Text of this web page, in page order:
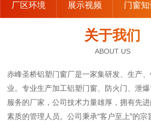
厂区环境 展示视频 门窗知
关于我们
ABOUT US
赤峰圣桥铝塑门窗厂是一家集研发、生产
业。专业生产加工铝塑门窗、防火门、泄
服务的厂家，公司技术力量雄厚，拥有先
素质的管理人员。公司秉承“客户至上”的宗